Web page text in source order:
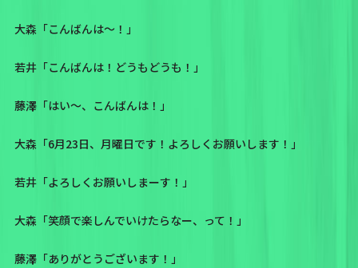
大森「こんばんは〜！」
若井「こんばんは！どうもどうも！」
藤澤「はい〜、こんばんは！」
大森「6月23日、月曜日です！よろしくお願いします！」
若井「よろしくお願いしまーす！」
大森「笑顔で楽しんでいけたらなー、って！」
藤澤「ありがとうございます！」